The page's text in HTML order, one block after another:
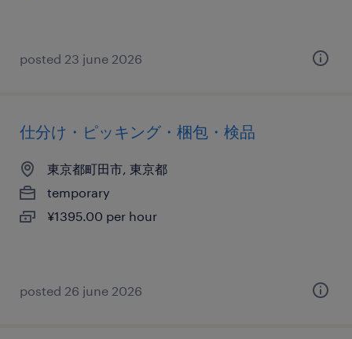
posted 23 june 2026
仕分け・ピッキング・梱包・検品
東京都町田市, 東京都
temporary
¥1395.00 per hour
posted 26 june 2026